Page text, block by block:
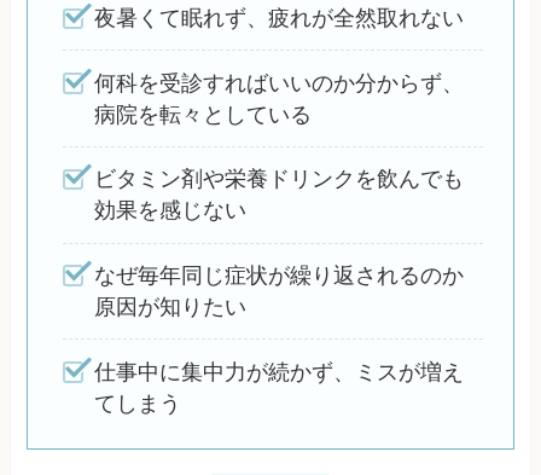
夜暑くて眠れず、疲れが全然取れない
何科を受診すればいいのか分からず、
病院を転々としている
ビタミン剤や栄養ドリンクを飲んでも
効果を感じない
なぜ毎年同じ症状が繰り返されるのか
原因が知りたい
仕事中に集中力が続かず、ミスが増え
てしまう